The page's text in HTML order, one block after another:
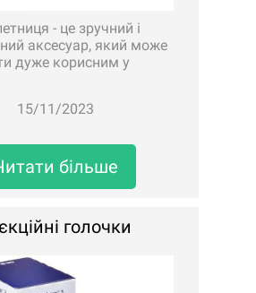
- це зручний і
аксесуар, який може
дуже корисним у
15/11/2023
більше
голочки